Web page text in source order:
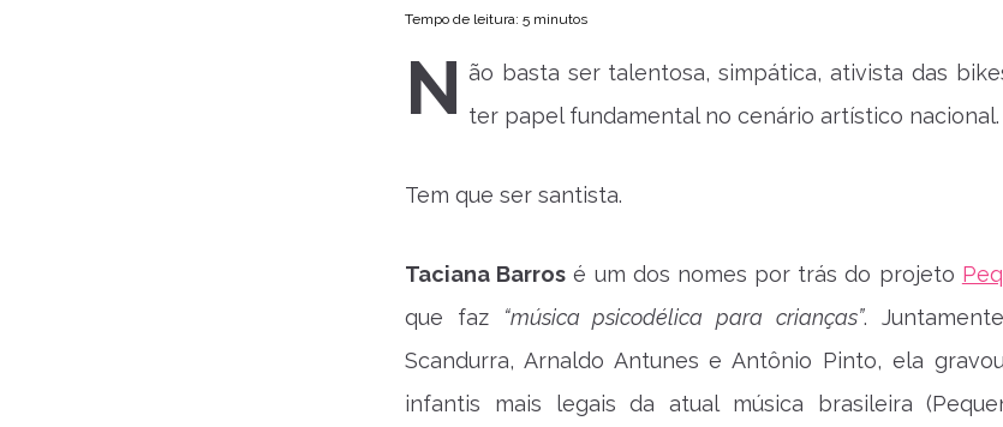
Tempo de leitura: 5 minutos
N ão basta ser talentosa, simpática, ativista das
ter papel fundamental no cenário artístico nacional.
Tem que ser santista.
Taciana Barros é um dos nomes por trás do projeto
que faz
“música psicodélica para crianças”.
Scandurra, Arnaldo Antunes e Antônio Pinto, ela
infantis mais legais da atual música brasileira